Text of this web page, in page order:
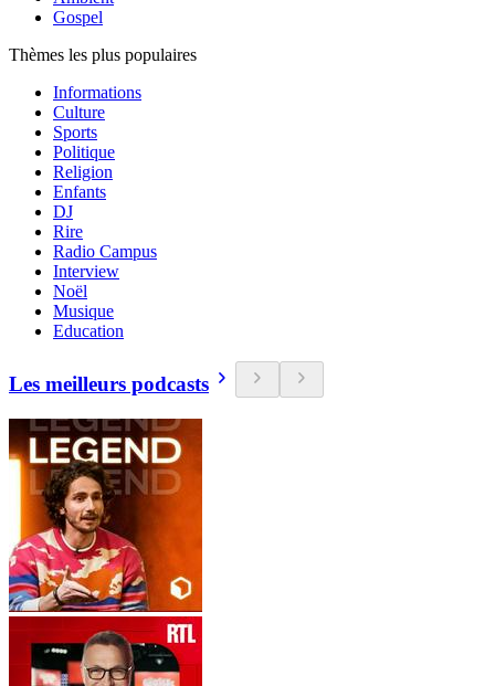
Gospel
Thèmes les plus populaires
Informations
Culture
Sports
Politique
Religion
Enfants
DJ
Rire
Radio Campus
Interview
Noël
Musique
Education
Les meilleurs podcasts